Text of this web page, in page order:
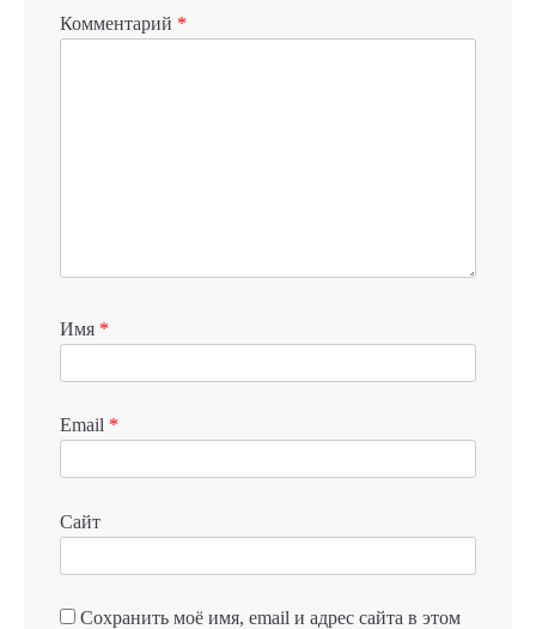
Комментарий *
Имя *
Email *
Сайт
Сохранить моё имя, email и адрес сайта в этом